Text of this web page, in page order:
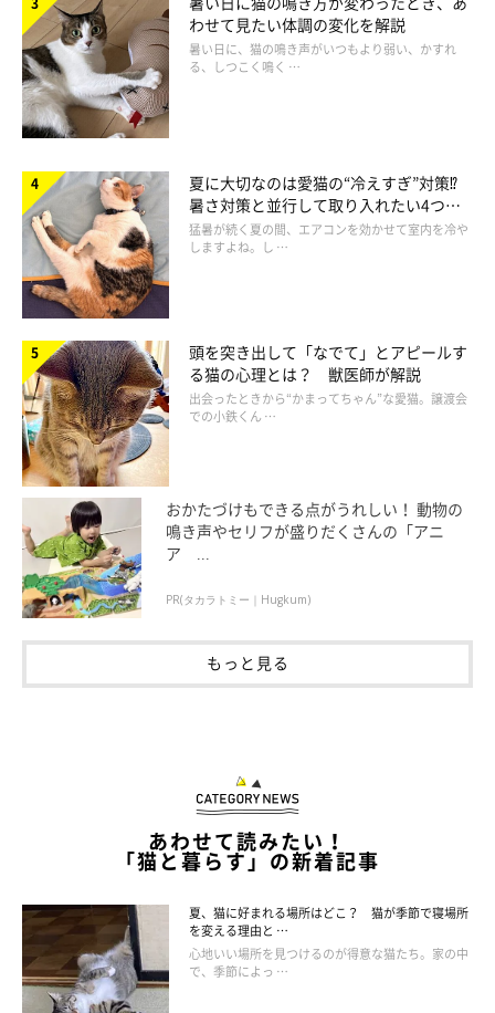
適切な距離感や猫のペースを尊重してくれる人
「声が大きくない人。猫のペースに合わせてくれる人か
な」
「追いかけるようなことをせず、猫のペースに合わせてく
れる人」
「あまり過剰に関わらない人」
「ぐいぐい来ない人」
「距離感をもって接する人」
お世話をしてくれる人
「いつも一緒にいてお世話をして、遊んでくれる人」
「遊んでくれる人、お世話をしてくれる人。自分に無関心
な人には近づきません」
わせて見たい体調の変化を解説
暑い日に、猫の鳴き声がいつもより弱い、かすれ
る、しつこく鳴く …
夏に大切なのは愛猫の“冷えすぎ”対策⁉
暑さ対策と並行して取り入れたい4つの
工夫
猛暑が続く夏の間、エアコンを効かせて室内を冷や
しますよね。し …
頭を突き出して「なでて」とアピールす
る猫の心理とは？ 獣医師が解説
出会ったときから“かまってちゃん”な愛猫。譲渡会
での小鉄くん …
おかたづけもできる点がうれしい！ 動物の
鳴き声やセリフが盛りだくさんの「アニ
ア ...
PR(タカラトミー｜Hugkum)
もっと見る
あわせて読みたい！
「猫と暮らす」の新着記事
夏、猫に好まれる場所はどこ？ 猫が季節で寝場所
を変える理由と …
心地いい場所を見つけるのが得意な猫たち。家の中
で、季節によっ …